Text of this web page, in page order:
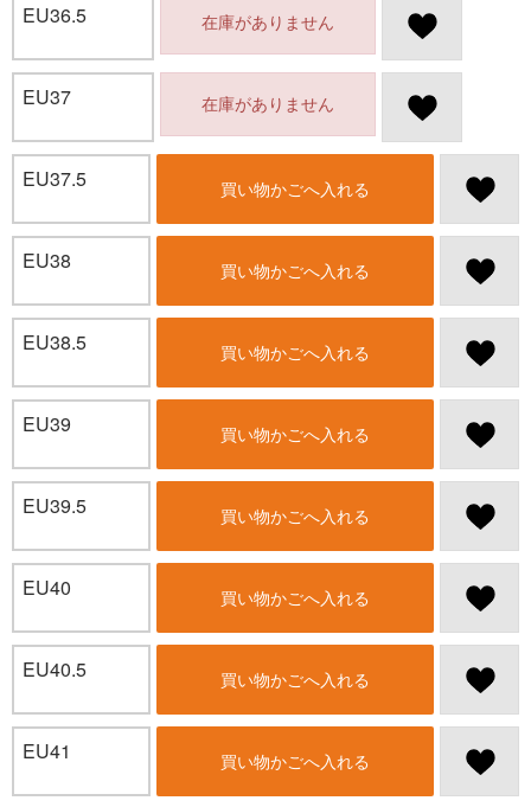
EU36.5 在庫がありません
EU37 在庫がありません
EU37.5 買い物かごへ入れる
EU38 買い物かごへ入れる
EU38.5 買い物かごへ入れる
EU39 買い物かごへ入れる
EU39.5 買い物かごへ入れる
EU40 買い物かごへ入れる
EU40.5 買い物かごへ入れる
EU41 買い物かごへ入れる